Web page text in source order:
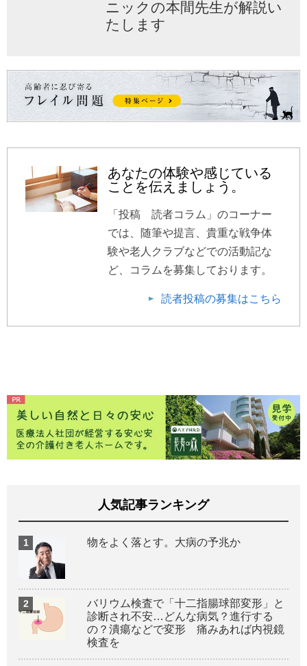
ニックの本間先生が解説い
たします
あなたの体験や感じている
ことを伝えましょう。
「投稿 読者コラム」のコーナー
では、随筆や提言、貴重な戦争体
験や老人クラブなどでの活動記な
ど、コラムを募集しております。
読者投稿の募集はこちら
人気記事ランキング
物をよく落とす。大病の予兆か
バリウム検査で「十二指腸球部変形」と
診断され不安…どんな病気？進行する
の？潰瘍などで変形 痛みあれば内視鏡
検査を